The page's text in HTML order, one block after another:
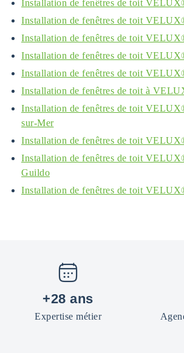
Installation de fenêtres de toit
Installation de fenêtres de toit
Installation de fenêtres de toit
Installation de fenêtres de toit
Installation de fenêtres de toit
Installation de fenêtres de toit à
Installation de fenêtres de toit
sur-Mer
Installation de fenêtres de toit
Installation de fenêtres de toit
Guildo
Installation de fenêtres de toit
+28 ans
Expertise métier